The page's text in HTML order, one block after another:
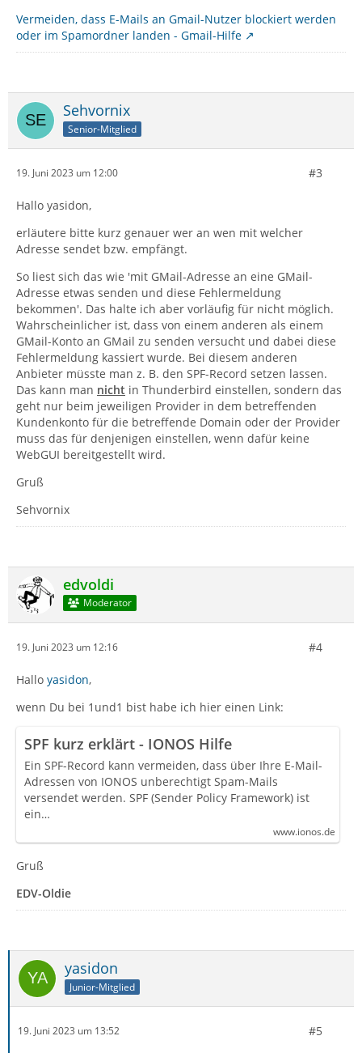
Vermeiden, dass E-Mails an Gmail-Nutzer blockiert werden
oder im Spamordner landen - Gmail-Hilfe
Sehvornix
Senior-Mitglied
19. Juni 2023 um 12:00 #3
Hallo yasidon,
erläutere bitte kurz genauer wer an wen mit welcher
Adresse sendet bzw. empfängt.
So liest sich das wie 'mit GMail-Adresse an eine GMail-
Adresse etwas senden und diese Fehlermeldung
bekommen'. Das halte ich aber vorläufig für nicht möglich.
Wahrscheinlicher ist, dass von einem anderen als einem
GMail-Konto an GMail zu senden versucht und dabei diese
Fehlermeldung kassiert wurde. Bei diesem anderen
Anbieter müsste man z. B. den SPF-Record setzen lassen.
Das kann man nicht in Thunderbird einstellen, sondern das
geht nur beim jeweiligen Provider in dem betreffenden
Kundenkonto für die betreffende Domain oder der Provider
muss das für denjenigen einstellen, wenn dafür keine
WebGUI bereitgestellt wird.
Gruß
Sehvornix
edvoldi
Moderator
19. Juni 2023 um 12:16 #4
Hallo yasidon,
wenn Du bei 1und1 bist habe ich hier einen Link:
SPF kurz erklärt - IONOS Hilfe
Ein SPF-Record kann vermeiden, dass über Ihre E-Mail-
Adressen von IONOS unberechtigt Spam-Mails
versendet werden. SPF (Sender Policy Framework) ist
ein…
www.ionos.de
Gruß
EDV-Oldie
yasidon
Junior-Mitglied
19. Juni 2023 um 13:52 #5